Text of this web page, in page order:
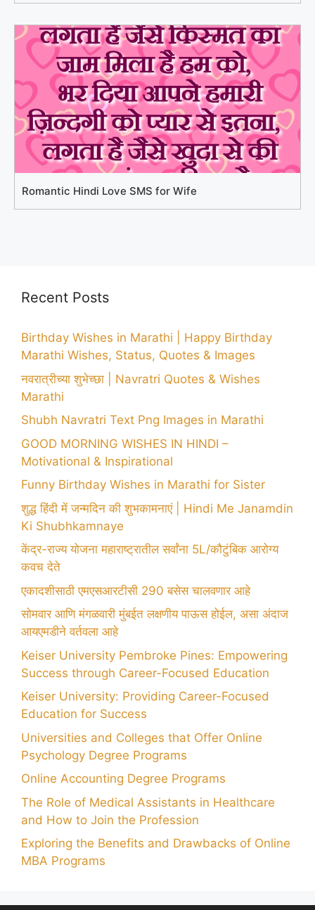
Romantic Hindi Love SMS for Wife
Recent Posts
Birthday Wishes in Marathi | Happy Birthday
Marathi Wishes, Status, Quotes & Images
नवरात्रीच्या शुभेच्छा | Navratri Quotes & Wishes
Marathi
Shubh Navratri Text Png Images in Marathi
GOOD MORNING WISHES IN HINDI –
Motivational & Inspirational
Funny Birthday Wishes in Marathi for Sister
शुद्ध हिंदी में जन्मदिन की शुभकामनाएं | Hindi Me Janamdin
Ki Shubhkamnaye
केंद्र-राज्य योजना महाराष्ट्रातील सर्वांना 5L/कौटुंबिक आरोग्य
कवच देते
एकादशीसाठी एमएसआरटीसी 290 बसेस चालवणार आहे
सोमवार आणि मंगळवारी मुंबईत लक्षणीय पाऊस होईल, असा अंदाज
आयएमडीने वर्तवला आहे
Keiser University Pembroke Pines: Empowering
Success through Career-Focused Education
Keiser University: Providing Career-Focused
Education for Success
Universities and Colleges that Offer Online
Psychology Degree Programs
Online Accounting Degree Programs
The Role of Medical Assistants in Healthcare
and How to Join the Profession
Exploring the Benefits and Drawbacks of Online
MBA Programs